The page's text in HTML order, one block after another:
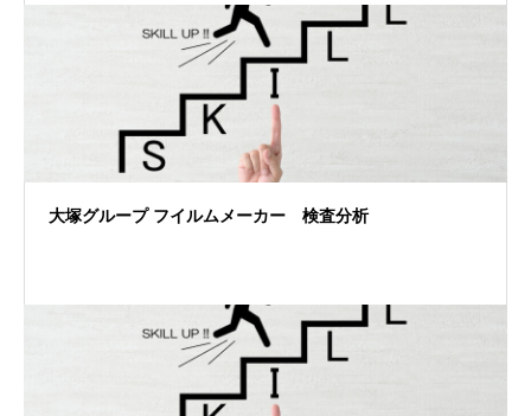
大塚グループ フイルムメーカー 検査分析